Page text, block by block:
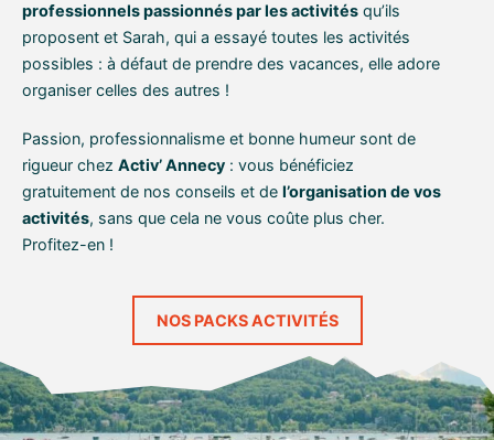
professionnels passionnés par les activités qu’ils
proposent et Sarah, qui a essayé toutes les activités
possibles : à défaut de prendre des vacances, elle adore
organiser celles des autres !
Passion, professionnalisme et bonne humeur sont de
rigueur chez Activ’ Annecy : vous bénéficiez
gratuitement de nos conseils et de l’organisation de vos
activités, sans que cela ne vous coûte plus cher.
Profitez-en !
NOS PACKS ACTIVITÉS